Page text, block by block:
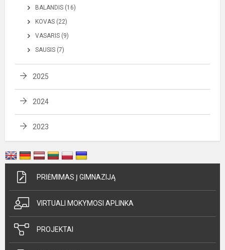
BALANDIS (16)
KOVAS (22)
VASARIS (9)
SAUSIS (7)
2025
2024
2023
PRIĖMIMAS Į GIMNAZIJĄ
VIRTUALI MOKYMOSI APLINKA
PROJEKTAI